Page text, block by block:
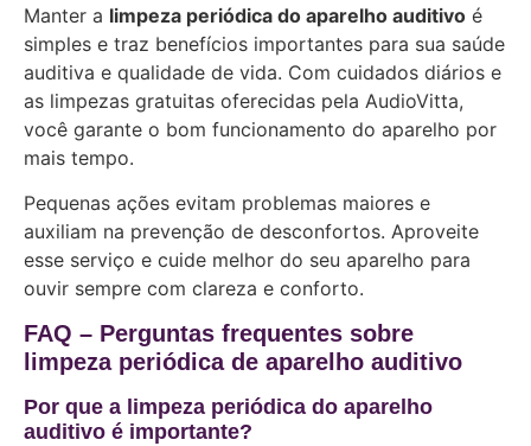
Manter a limpeza periódica do aparelho auditivo é
simples e traz benefícios importantes para sua saúde
auditiva e qualidade de vida. Com cuidados diários e
as limpezas gratuitas oferecidas pela AudioVitta,
você garante o bom funcionamento do aparelho por
mais tempo.
Pequenas ações evitam problemas maiores e
auxiliam na prevenção de desconfortos. Aproveite
esse serviço e cuide melhor do seu aparelho para
ouvir sempre com clareza e conforto.
FAQ – Perguntas frequentes sobre
limpeza periódica de aparelho auditivo
Por que a limpeza periódica do aparelho
auditivo é importante?